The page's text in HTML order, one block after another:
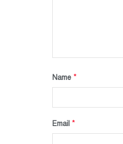
Name *
Email *